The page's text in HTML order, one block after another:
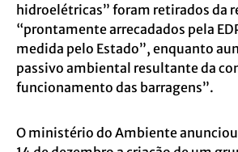
hidroelétricas” foram retirados da
“prontamente arrecadados pela
medida pelo Estado”, enquanto
passivo ambiental resultante da
funcionamento das barragens”.
O ministério do Ambiente